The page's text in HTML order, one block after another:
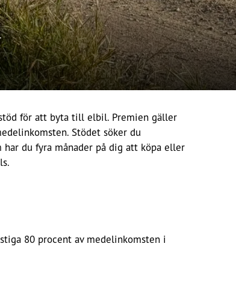
för att byta till elbil. Premien gäller
Stödet söker du
du fyra månader på dig att köpa eller
80 procent av medelinkomsten i